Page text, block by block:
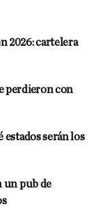
2026: cartelera
perdieron con
estados serán los
un pub de